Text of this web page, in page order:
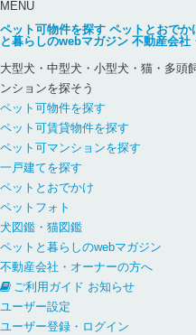
MENU
ペット可物件を探す ペットとおでか
と暮らしのwebマガジン 不動産会社
大型犬・中型犬・小型犬・猫・多頭
ンションを探そう
ペット可物件を探す
ペット可賃貸物件を探す
ペット可マンションを探す
一戸建てを探す
ペットとおでかけ
ペットフォト
犬図鑑・猫図鑑
ペットと暮らしのwebマガジン
不動産会社・オーナーの方へ
ご利用ガイド お知らせ
ユーザー設定
ユーザー登録・ログイン